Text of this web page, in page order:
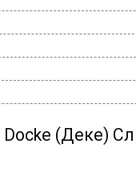
Docke (Деке)